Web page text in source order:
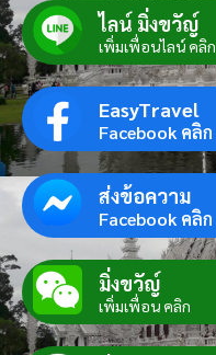
ไลน์ มิ่งขวัญ์
เพิ่มเพื่อนไลน์ คลิก
EasyTravel
Facebook คลิก
ส่งข้อความ
Facebook คลิก
มิ่งขวัญ์
เพิ่มเพื่อน คลิก